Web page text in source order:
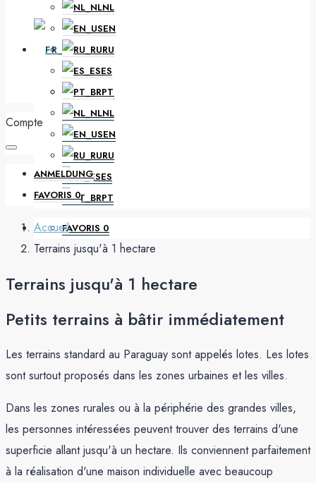
FR
DE
NL
EN
RU
ES
PT
FAVORIS 0
NL
EN
RU
ES
PT
Compte
ANMELDUNG
FAVORIS 0
Accueil
Terrains jusqu'à 1 hectare
Terrains jusqu'à 1 hectare
Petits terrains à bâtir immédiatement
Les terrains standard au Paraguay sont appelés lotes. Les lotes
sont surtout proposés dans les zones urbaines et les villes.
Dans les zones rurales ou à la périphérie des grandes villes,
les personnes intéressées peuvent trouver des terrains d'une
superficie allant jusqu'à un hectare. Ils conviennent parfaitement
à la réalisation d'une maison individuelle avec beaucoup